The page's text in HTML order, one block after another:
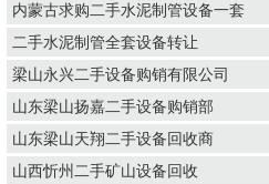
内蒙古求购二手水泥制管设备一套
二手水泥制管全套设备转让
梁山永兴二手设备购销有限公司
山东梁山扬嘉二手设备购销部
山东梁山天翔二手设备回收商
山西忻州二手矿山设备回收